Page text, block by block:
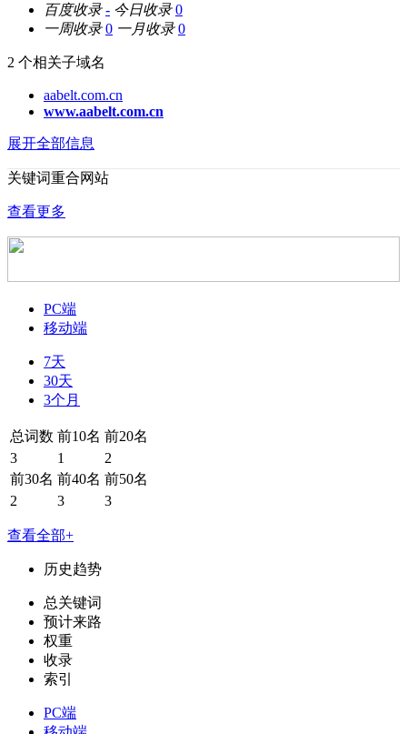
百度收录 - 今日收录 0
一周收录 0 一月收录 0
2 个相关子域名
aabelt.com.cn
www.aabelt.com.cn
展开全部信息
关键词重合网站
查看更多
PC端
移动端
7天
30天
3个月
总词数 前10名 前20名
3
1
2
前30名 前40名 前50名
2
3 3
查看全部+
历史趋势
总关键词
预计来路
权重
收录
索引
PC端